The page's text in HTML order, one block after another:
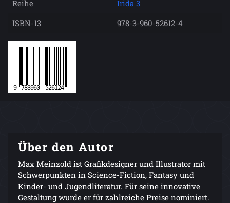
Reihe
Irida 3
ISBN-13
978-3-960-52612-4
Über den Autor
Max Meinzold ist Grafikdesigner und Illustrator mit
Schwerpunkten in Science-Fiction, Fantasy und
Kinder- und Jugendliteratur. Für seine innovative
Gestaltung wurde er für zahlreiche Preise nominiert.